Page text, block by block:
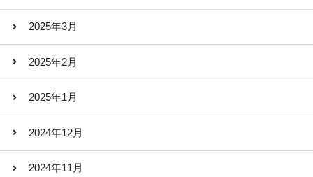
2025年3月
2025年2月
2025年1月
2024年12月
2024年11月